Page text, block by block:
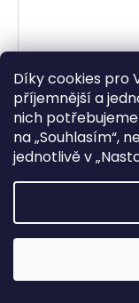
Díky cookies pro
příjemnější a
nich
na „Souhlasím“,
jednotlivě v „
sada